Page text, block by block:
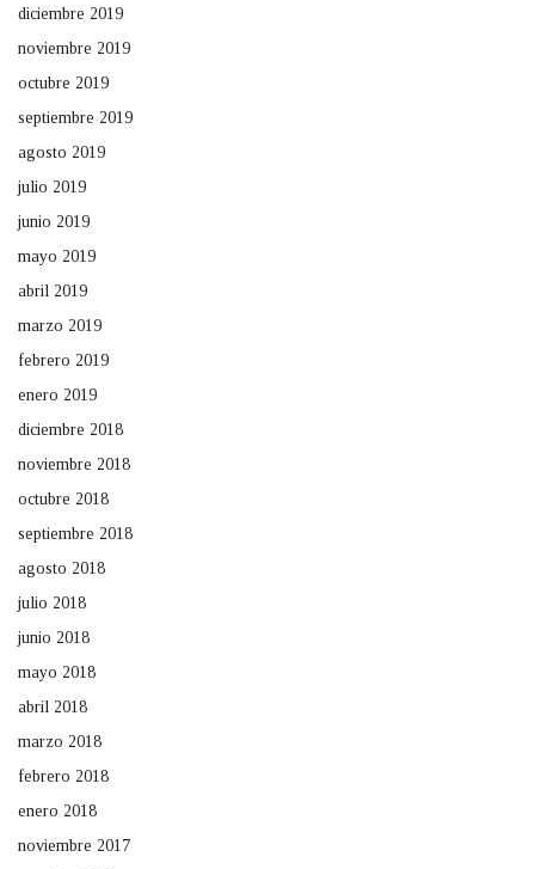
diciembre 2019
noviembre 2019
octubre 2019
septiembre 2019
agosto 2019
julio 2019
junio 2019
mayo 2019
abril 2019
marzo 2019
febrero 2019
enero 2019
diciembre 2018
noviembre 2018
octubre 2018
septiembre 2018
agosto 2018
julio 2018
junio 2018
mayo 2018
abril 2018
marzo 2018
febrero 2018
enero 2018
noviembre 2017